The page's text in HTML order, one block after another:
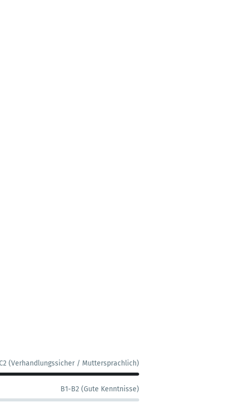
(Verhandlungssicher / Muttersprachlich)
B1-B2 (Gute Kenntnisse)